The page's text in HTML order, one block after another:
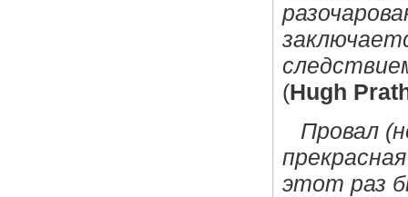
(Hugh
Провал
этот раз